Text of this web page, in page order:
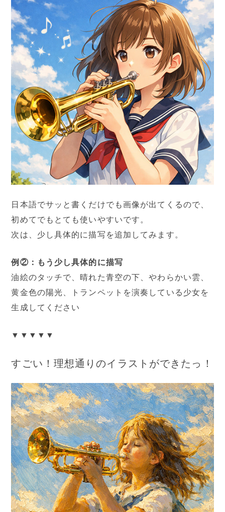
日本語でサッと書くだけでも画像が出てくるので、
初めてでもとても使いやすいです。
次は、少し具体的に描写を追加してみます。
例②：もう少し具体的に描写
油絵のタッチで、晴れた青空の下、やわらかい雲、
黄金色の陽光、トランペットを演奏している少女を
生成してください
▼▼▼▼▼
すごい！理想通りのイラストができたっ！